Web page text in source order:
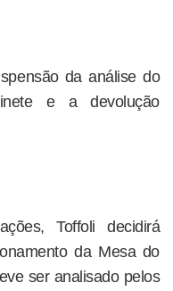
da análise do
e a devolução
Toffoli decidirá
da Mesa do
ser analisado pelos